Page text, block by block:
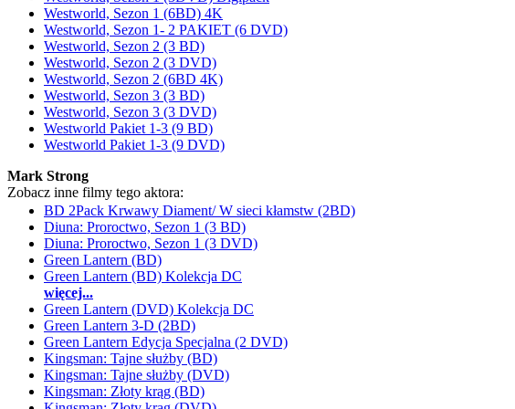
Westworld, Sezon 1 (6BD) 4K
Westworld, Sezon 1- 2 PAKIET (6 DVD)
Westworld, Sezon 2 (3 BD)
Westworld, Sezon 2 (3 DVD)
Westworld, Sezon 2 (6BD 4K)
Westworld, Sezon 3 (3 BD)
Westworld, Sezon 3 (3 DVD)
Westworld Pakiet 1-3 (9 BD)
Westworld Pakiet 1-3 (9 DVD)
Mark Strong
Zobacz inne filmy tego aktora:
BD 2Pack Krwawy Diament/ W sieci kłamstw (2BD)
Diuna: Proroctwo, Sezon 1 (3 BD)
Diuna: Proroctwo, Sezon 1 (3 DVD)
Green Lantern (BD)
Green Lantern (BD) Kolekcja DC
więcej...
Green Lantern (DVD) Kolekcja DC
Green Lantern 3-D (2BD)
Green Lantern Edycja Specjalna (2 DVD)
Kingsman: Tajne służby (BD)
Kingsman: Tajne służby (DVD)
Kingsman: Złoty krąg (BD)